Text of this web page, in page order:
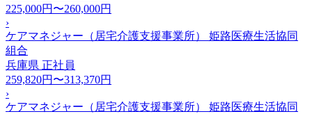
225,000円〜260,000円
›
ケアマネジャー（居宅介護支援事業所） 姫路医療生活協同
組合
兵庫県 正社員
259,820円〜313,370円
›
ケアマネジャー（居宅介護支援事業所） 姫路医療生活協同